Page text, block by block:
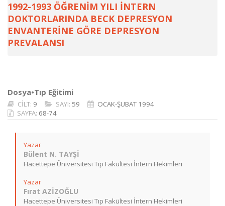
1992-1993 ÖĞRENİM YILI İNTERN
DOKTORLARINDA BECK DEPRESYON
ENVANTERİNE GÖRE DEPRESYON
PREVALANSI
Dosya•Tıp Eğitimi
CİLT: 9 SAYI: 59
OCAK-ŞUBAT 1994
SAYFA: 68-74
Yazar
Bülent N. TAYŞİ
Hacettepe Üniversitesi Tıp Fakültesi İntern Hekimleri
Yazar
Fırat AZİZOĞLU
Hacettepe Üniversitesi Tıp Fakültesi İntern Hekimleri